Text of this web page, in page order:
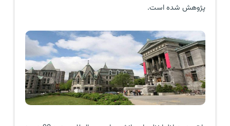
پژوهش شده است.